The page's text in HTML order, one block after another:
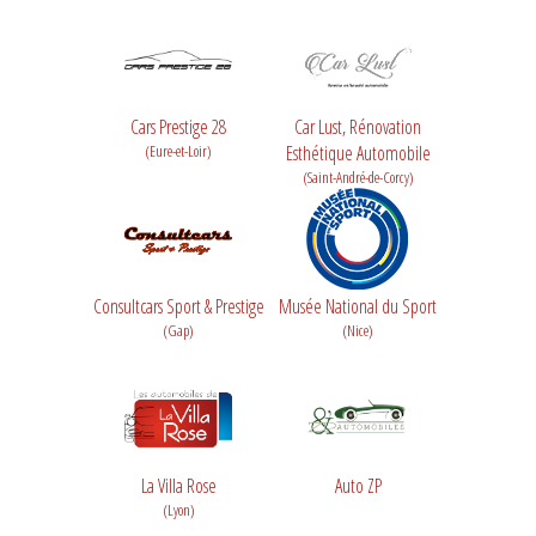
Cars Prestige 28
(Eure-et-Loir)
Car Lust, Rénovation
Esthétique Automobile
(Saint-André-de-Corcy)
Consultcars Sport & Prestige
(Gap)
Musée National du Sport
(Nice)
La Villa Rose
(Lyon)
Auto ZP